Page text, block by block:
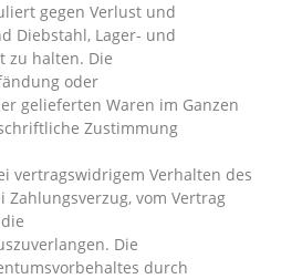
gegen Verlust und
Diebstahl, Lager- und
zu halten. Die
oder
gelieferten Waren im Ganzen
Zustimmung
vertragswidrigem Verhalten des
Zahlungsverzug, vom Vertrag
Die
durch